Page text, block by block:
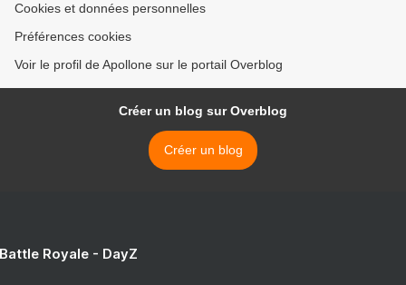
Cookies et données personnelles
Préférences cookies
Voir le profil de Apollone sur le portail Overblog
Créer un blog sur Overblog
Créer un blog
Royale - DayZ